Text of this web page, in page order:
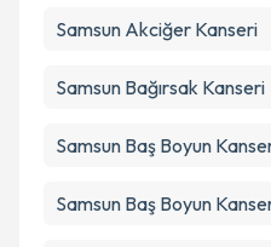
Samsun Akciğer Kanseri
Samsun Bağırsak Kanseri
Samsun Baş Boyun
Samsun Baş Boyun